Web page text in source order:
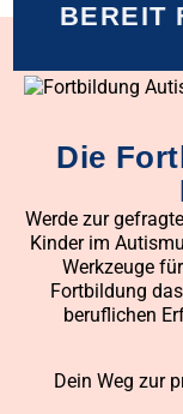
BEREIT
Die
Werde zur
Kinder im
Werkzeuge
Fortbildung
beruflichen
Dein Weg zur